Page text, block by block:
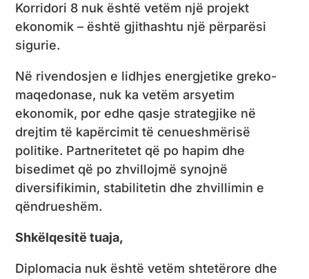
Korridori 8 nuk është vetëm një projekt
ekonomik – është gjithashtu një përparësi
sigurie.
Në rivendosjen e lidhjes energjetike greko-
maqedonase, nuk ka vetëm arsyetim
ekonomik, por edhe qasje strategjike në
drejtim të kapërcimit të cenueshmërisë
politike. Partneritetet që po hapim dhe
bisedimet që po zhvillojmë synojnë
diversifikimin, stabilitetin dhe zhvillimin e
qëndrueshëm.
Shkëlqesitë tuaja,
Diplomacia nuk është vetëm shtetërore dhe